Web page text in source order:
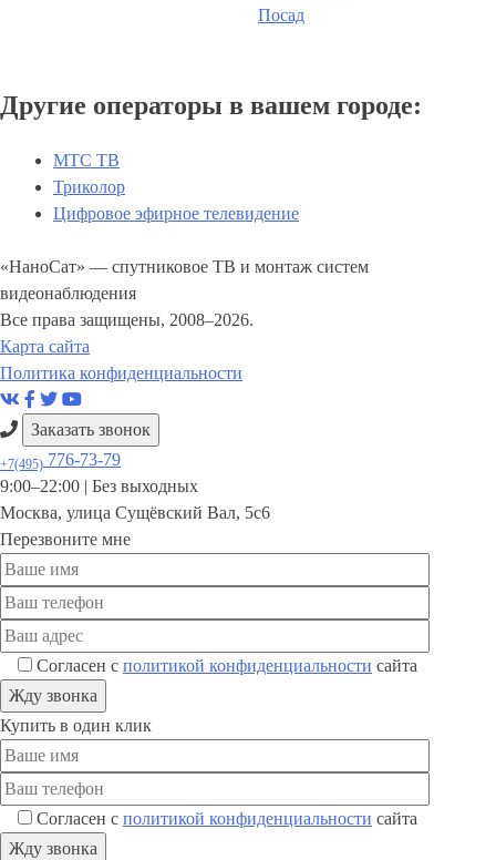
Посад
Другие операторы в вашем городе:
МТС ТВ
Триколор
Цифровое эфирное телевидение
«НаноСат» — спутниковое ТВ и монтаж систем
видеонаблюдения
Все права защищены, 2008–2026.
Карта сайта
Политика конфиденциальности
Заказать звонок
+7(495) 776-73-79
9:00–22:00 | Без выходных
Москва, улица Сущёвский Вал, 5с6
Перезвоните мне
Согласен с политикой конфиденциальности сайта
Купить в один клик
Согласен с политикой конфиденциальности сайта